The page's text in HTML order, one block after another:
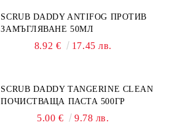
SCRUB DADDY ANTIFOG ПРОТИВ
ЗАМЪГЛЯВАНЕ 50МЛ
8.92 € 17.45 лв.
SCRUB DADDY TANGERINE CLEAN
ПОЧИСТВАЩА ПАСТА 500ГР
5.00 € 9.78 лв.